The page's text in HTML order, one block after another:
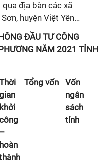
địa bàn các xã
huyện Việt Yên…
ĐẦU TƯ CÔNG
NĂM 2021 TỈNH
Thời
gian
khởi
công
–
hoàn
thành
Tổng vốn
Vốn
ngân
sách
tỉnh